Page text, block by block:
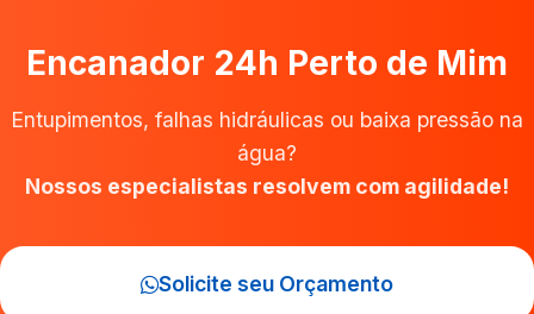
Encanador 24h Perto de Mim
Entupimentos, falhas hidráulicas ou baixa pressão na
água?
Nossos especialistas resolvem com agilidade!
Solicite seu Orçamento